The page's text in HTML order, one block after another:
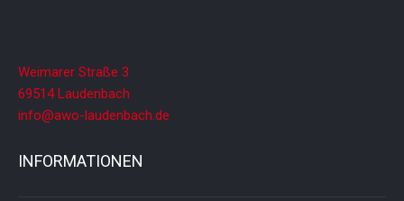
Weimarer Straße 3
69514 Laudenbach
info@awo-laudenbach.de
INFORMATIONEN